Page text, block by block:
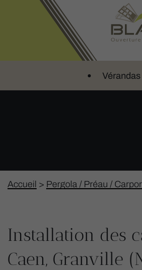
Accueil > Pergola / Préau /
Installation des
Caen, Granville